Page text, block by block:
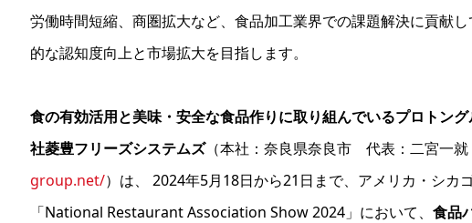
労働時間短縮、商圏拡大など、食品加工業界での課題解決に貢献
的な認知度向上と市場拡大を目指します。
食の有効活用と美味・安全な食品作りに取り組んでいるプロトン
社菱豊フリーズシステムズ（本社：奈良県奈良市 代表：二宮一
group.net/）は、 2024年5月18日から21日まで、アメリカ・シカ
「National Restaurant Association Show 2024」において、 食品